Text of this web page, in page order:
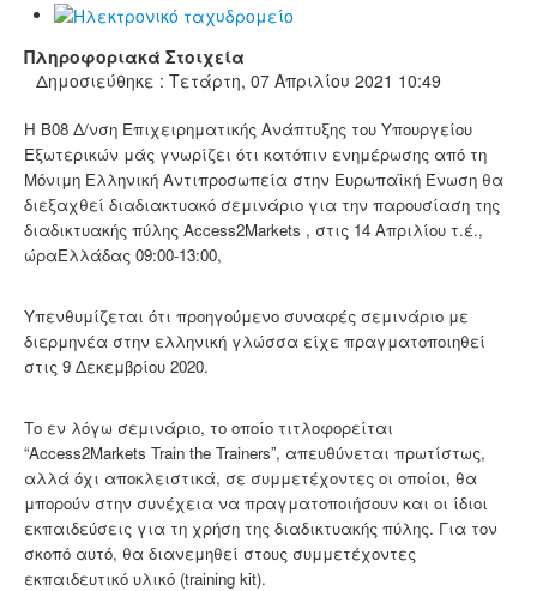
Πληροφοριακά Στοιχεία
Δημοσιεύθηκε : Τετάρτη, 07 Απριλίου 2021 10:49
H B08 Δ/νση Επιχειρηματικής Ανάπτυξης του Υπουργείου
Εξωτερικών μάς γνωρίζει ότι κατόπιν ενημέρωσης από τη
Μόνιμη Ελληνική Αντιπροσωπεία στην Ευρωπαϊκή Ένωση θα
διεξαχθεί διαδιακτυακό σεμινάριο για την παρουσίαση της
διαδικτυακής πύλης Access2Markets , στις 14 Απριλίου τ.έ.,
ώραΕλλάδας 09:00-13:00,
Υπενθυμίζεται ότι προηγούμενο συναφές σεμινάριο με
διερμηνέα στην ελληνική γλώσσα είχε πραγματοποιηθεί
στις 9 Δεκεμβρίου 2020.
Το εν λόγω σεμινάριο, το οποίο τιτλοφορείται
“Access2Markets Train the Trainers”, απευθύνεται πρωτίστως,
αλλά όχι αποκλειστικά, σε συμμετέχοντες οι οποίοι, θα
μπορούν στην συνέχεια να πραγματοποιήσουν και οι ίδιοι
εκπαιδεύσεις για τη χρήση της διαδικτυακής πύλης. Για τον
σκοπό αυτό, θα διανεμηθεί στους συμμετέχοντες
εκπαιδευτικό υλικό (training kit).